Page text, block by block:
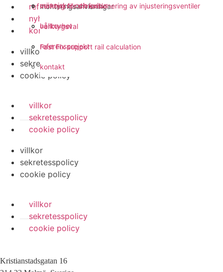
monteringsanvisningar
verktyg för dimensionering av injusteringsventiler
verktygsval
Fast Fix support rail calculation
människor och kultur
hållbarhet
referensprojekt
kontakt
referensprojekt
nyheter
kontakt
villkor
sekretesspolicy
cookie policy
villkor
sekretesspolicy
cookie policy
villkor
sekretesspolicy
cookie policy
villkor
sekretesspolicy
cookie policy
Kristianstadsgatan 16